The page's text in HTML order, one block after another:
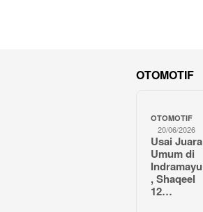
OTOMOTIF
OTOMOTIF
20/06/2026
Usai Juara
Umum di
Indramayu
, Shaqeel
12…